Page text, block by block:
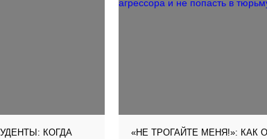
КОГДА
«НЕ ТРОГАЙТЕ МЕНЯ!»: КАК